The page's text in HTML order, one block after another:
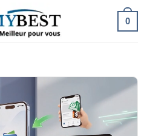
0